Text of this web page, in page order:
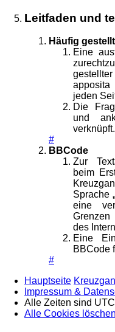
Leitfaden und
Häufig
Eine
jeden
Die
und
verknüpft.
#
BBCode
Zur
beim
Sprache
eine
Grenzen
des
Eine
BBCode
#
Hauptseite
Impressum &
Alle Zeiten sind
Alle Cookies löschen